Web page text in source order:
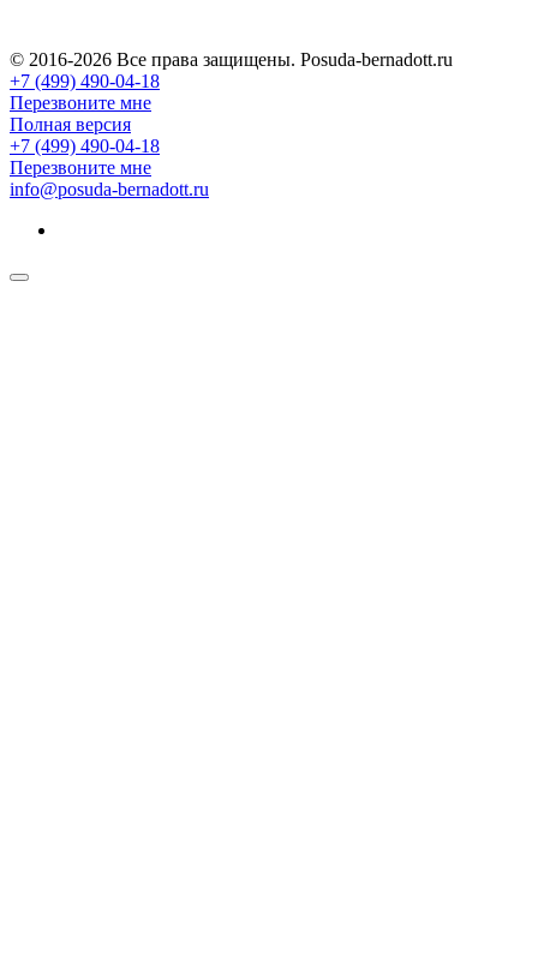
© 2016-2026 Все права защищены. Posuda-bernadott.ru
+7 (499) 490-04-18
Перезвоните мне
Полная версия
+7 (499) 490-04-18
Перезвоните мне
info@posuda-bernadott.ru